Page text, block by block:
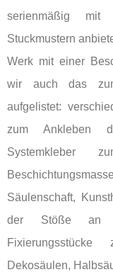
serienmäßig mit
Stuckmustern
Werk mit einer
wir auch das
aufgelistet:
zum Ankleben
Systemkleber
Säulenschaft,
der Stöße an
Dekosäulen,